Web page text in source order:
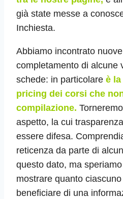
già state messe a
Inchiesta.
Abbiamo incontrato
completamento di alcune
schede: in particolare è la
pricing dei corsi che
compilazione.
aspetto, la cui
essere difesa.
reticenza da parte di
questo dato, ma
mostrare quanto
beneficiare di una